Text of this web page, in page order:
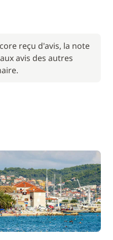
reçu d'avis, la note
avis des autres